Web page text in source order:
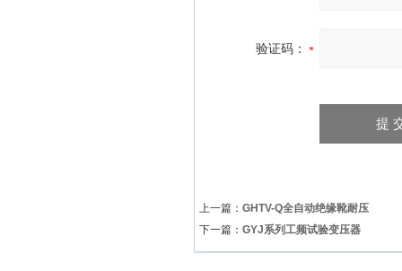
验证码：
上一篇： GHTV-Q全自动绝缘靴耐压
下一篇： GYJ系列工频试验变压器